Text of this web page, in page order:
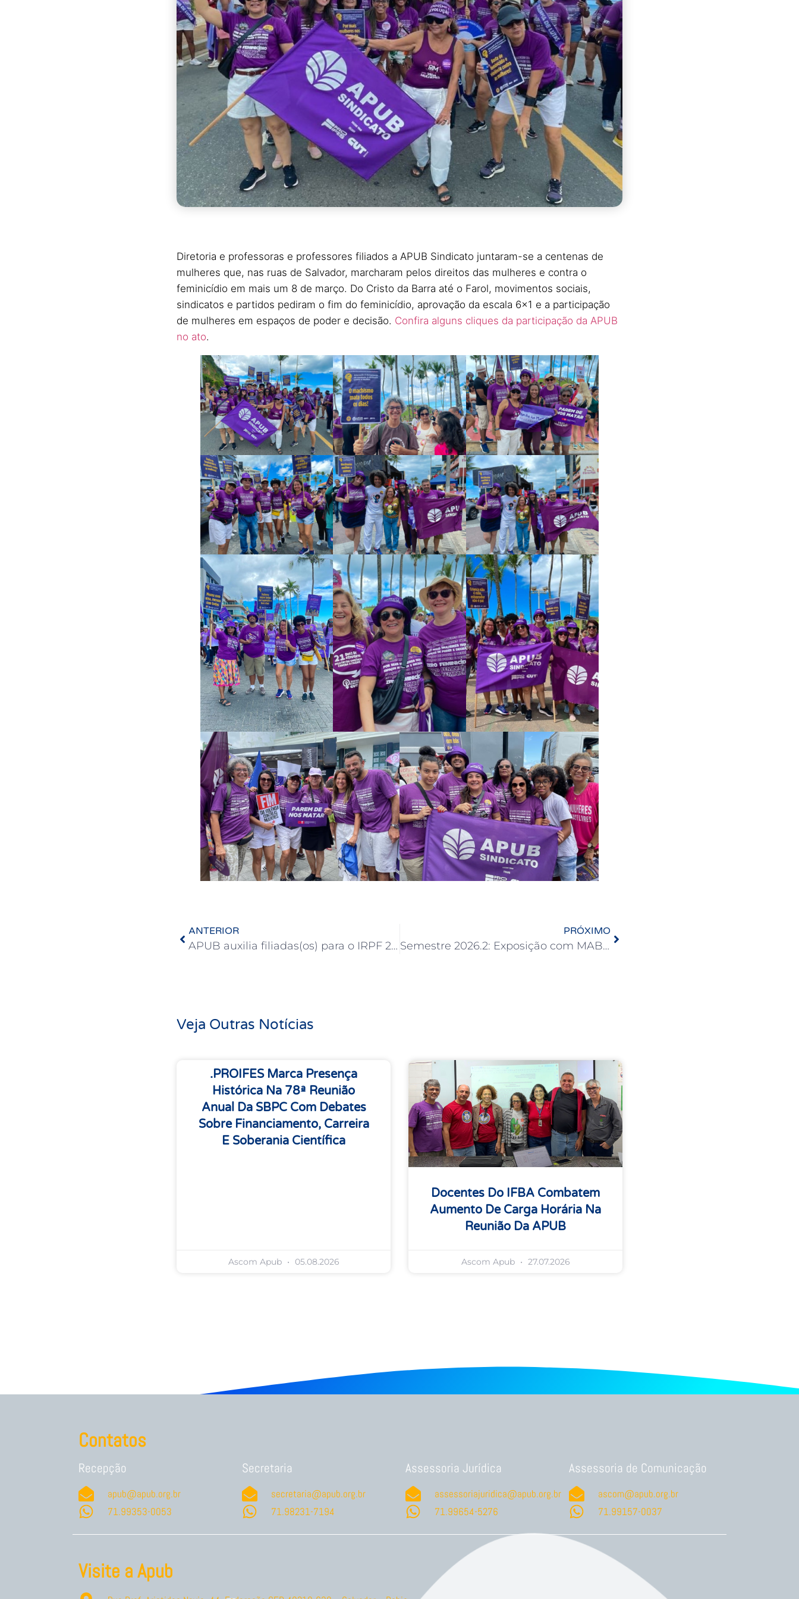
Diretoria e professoras e professores filiados a APUB Sindicato juntaram-se a centenas de
mulheres que, nas ruas de Salvador, marcharam pelos direitos das mulheres e contra o
feminicídio em mais um 8 de março. Do Cristo da Barra até o Farol, movimentos sociais,
sindicatos e partidos pediram o fim do feminicídio, aprovação da escala 6×1 e a participação
de mulheres em espaços de poder e decisão. Confira alguns cliques da participação da APUB
no ato.
ANTERIOR
APUB auxilia filiadas(os) para o IRPF 2026
PRÓXIMO
Semestre 2026.2: Exposição com MAB é parte da programação de acolhimento da APUB
Veja Outras Notícias
.PROIFES Marca Presença
Histórica Na 78ª Reunião
Anual Da SBPC Com Debates
Sobre Financiamento, Carreira
E Soberania Científica
Ascom Apub 05.08.2026
Docentes Do IFBA Combatem
Aumento De Carga Horária Na
Reunião Da APUB
Ascom Apub 27.07.2026
Contatos
Recepção
apub@apub.org.br
71.99353-0053
Secretaria
secretaria@apub.org.br
71.98231-7194
Assessoria Jurídica
assessoriajuridica@apub.org.br
71.99654-5276
Assessoria de Comunicação
ascom@apub.org.br
71.99157-0037
Visite a Apub